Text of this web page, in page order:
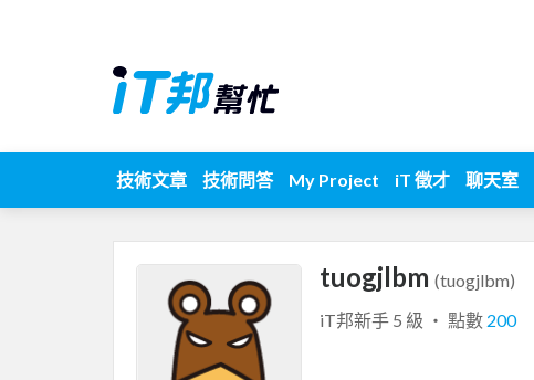
技術文章 技術問答 My Project iT 徵才 聊天室
tuogjlbm (tuogjlbm)
iT邦新手 5 級 ‧ 點數 200